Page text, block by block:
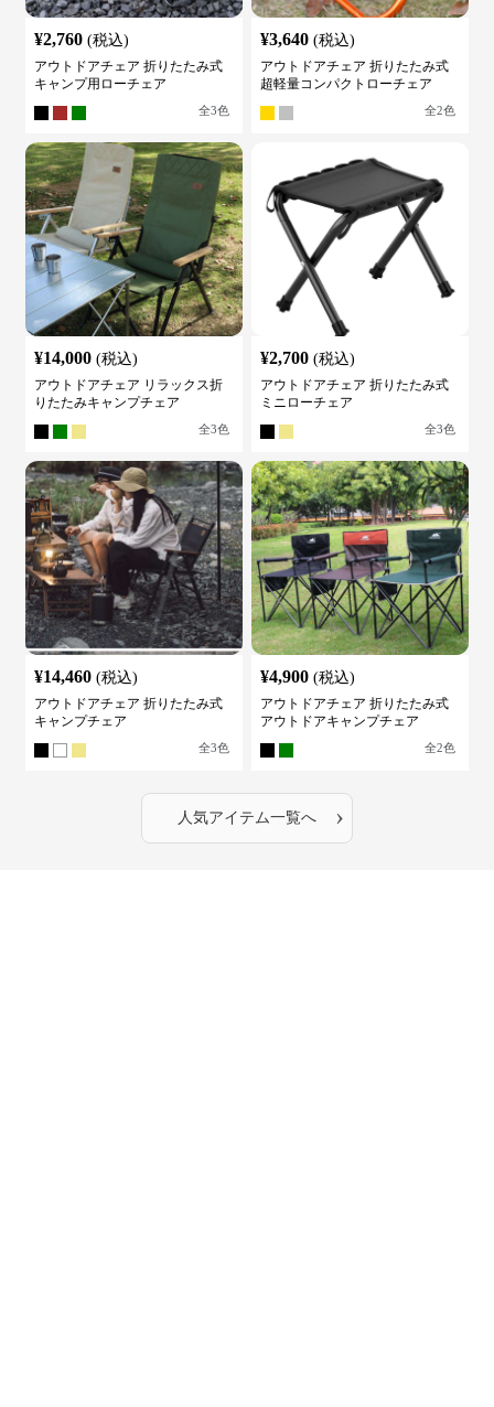
¥2,760 (税込)
アウトドアチェア 折りたたみ式
キャンプ用ローチェア
全3色
¥3,640 (税込)
アウトドアチェア 折りたたみ式
超軽量コンパクトローチェア
全2色
¥14,000 (税込)
アウトドアチェア リラックス折
りたたみキャンプチェア
全3色
¥2,700 (税込)
アウトドアチェア 折りたたみ式
ミニローチェア
全3色
¥14,460 (税込)
アウトドアチェア 折りたたみ式
キャンプチェア
全3色
¥4,900 (税込)
アウトドアチェア 折りたたみ式
アウトドアキャンプチェア
全2色
人気アイテム一覧へ ›